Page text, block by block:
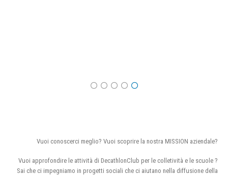
Vuoi conoscerci meglio? Vuoi scoprire la nostra MISSION aziendale?
Vuoi approfondire le attività di DecathlonClub per le colletività e le scuole ?
Sai che ci impegniamo in progetti sociali che ci aiutano nella diffusione della